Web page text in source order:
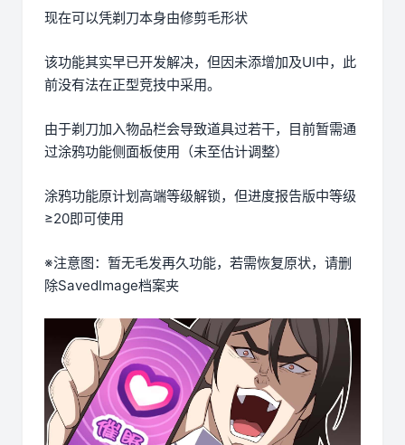
现在可以凭剃刀本身由修剪毛形状
该功能其实早已开发解决，但因未添增加及UI中，此
前没有法在正型竞技中采用。
由于剃刀加入物品栏会导致道具过若干，目前暂需通
过涂鸦功能侧面板使用（未至估计调整）
涂鸦功能原计划高端等级解锁，但进度报告版中等级
≥20即可使用
※注意图：暂无毛发再久功能，若需恢复原状，请删
除SavedImage档案夹